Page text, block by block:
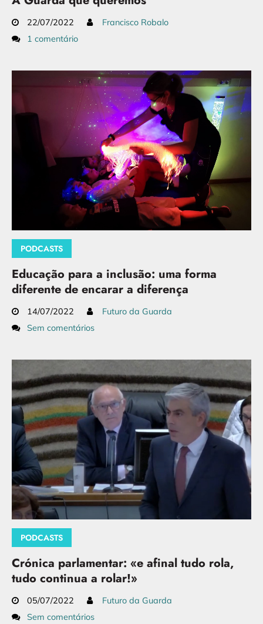
22/07/2022
Francisco Robalo
1 comentário
PODCASTS
Educação para a inclusão: uma forma
diferente de encarar a diferença
14/07/2022
Futuro da Guarda
Sem comentários
PODCASTS
Crónica parlamentar: «e afinal tudo rola,
tudo continua a rolar!»
05/07/2022
Futuro da Guarda
Sem comentários